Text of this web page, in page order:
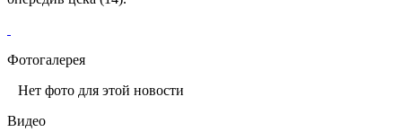
Фотогалерея
Нет фото для этой новости
Видео